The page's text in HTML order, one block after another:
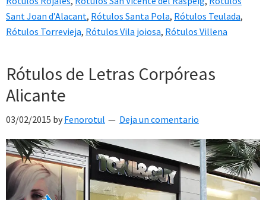
Sant Joan d’Alacant, Rótulos Santa Pola, Rótulos Teulada,
Rótulos Torrevieja, Rótulos Vila joiosa, Rótulos Villena
Rótulos de Letras Corpóreas
Alicante
03/02/2015 by Fenorotul Deja un comentario